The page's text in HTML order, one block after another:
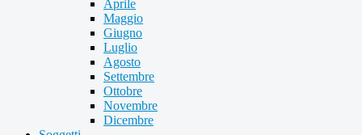
Aprile
Maggio
Giugno
Luglio
Agosto
Settembre
Ottobre
Novembre
Dicembre